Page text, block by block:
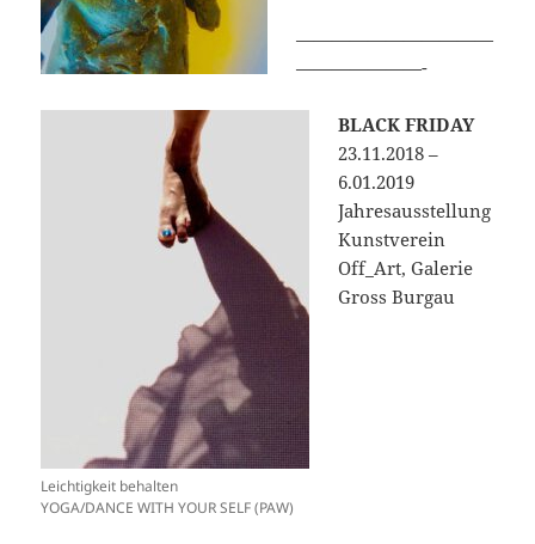
Leichtigkeit behalten
YOGA/DANCE WITH YOUR SELF (PAW)
———————————
———————-
BLACK FRIDAY
23.11.2018 –
6.01.2019
Jahresausstellung
Kunstverein
Off_Art, Galerie
Gross Burgau